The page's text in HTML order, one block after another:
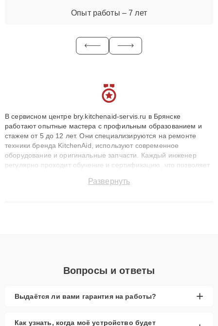
Опыт работы – 7 лет
В сервисном центре bry.kitchenaid-servis.ru в Брянске
работают опытные мастера с профильным образованием и
стажем от 5 до 12 лет. Они специализируются на ремонте
техники бренда KitchenAid, используют современное
оборудование и оригинальные запчасти. Каждый инженер
регулярно проходит обучение и сертификацию, что позволяет
технику с сохранением гарантии до 3 лет. Наши мастера
Развернуть
Вопросы и ответы
Выдаётся ли вами гарантия на работы? +
Как узнать, когда моё устройство будет